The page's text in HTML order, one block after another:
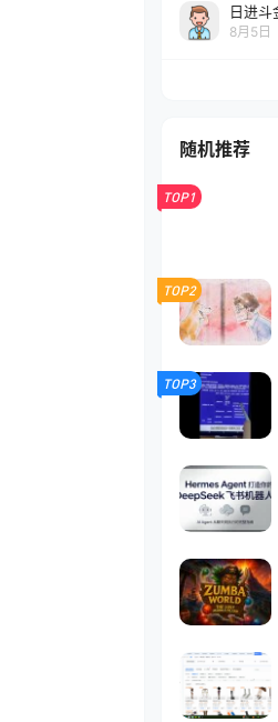
日进斗
8月5日
随机推荐
TOP1
TOP2
TOP3